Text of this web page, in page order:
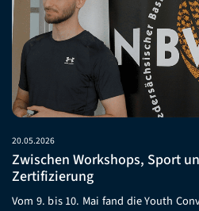
20.05.2026
Zwischen Workshops, Sport
Zertifizierung
Vom 9. bis 10. Mai fand die Youth